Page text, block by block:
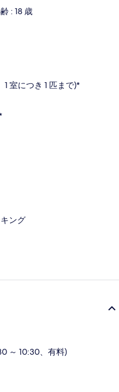
: 18 歳
室につき 1 匹まで)*
ング
～ 10:30、有料)